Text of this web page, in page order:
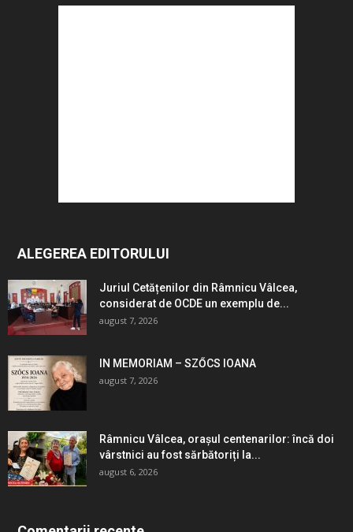
ALEGEREA EDITORULUI
Juriul Cetățenilor din Râmnicu Vâlcea,
considerat de OCDE un exemplu de...
august 7, 2026
IN MEMORIAM – SZŐCS IOANA
august 7, 2026
Râmnicu Vâlcea, orașul centenarilor: încă doi
vârstnici au fost sărbătoriți la...
august 6, 2026